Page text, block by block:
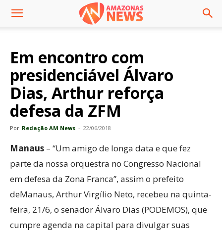
Em encontro com
presidenciável Álvaro
Dias, Arthur reforça
defesa da ZFM
Por Redação AM News - 22/06/2018
Manaus – “Um amigo de longa data e que fez
parte da nossa orquestra no Congresso Nacional
em defesa da Zona Franca”, assim o prefeito
deManaus, Arthur Virgílio Neto, recebeu na quinta-
feira, 21/6, o senador Álvaro Dias (PODEMOS), que
cumpre agenda na capital para divulgar suas